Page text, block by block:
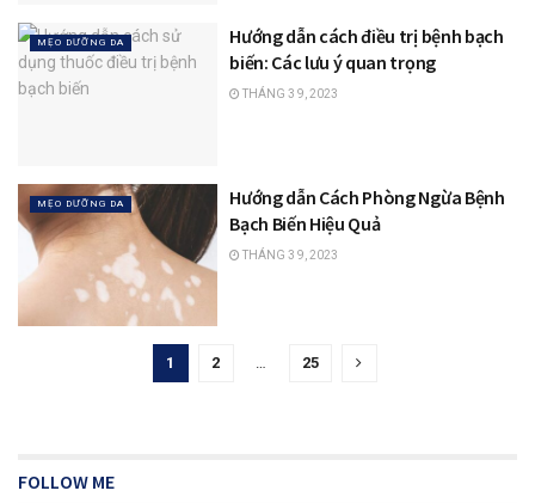
MẸO DƯỠNG DA
Hướng dẫn cách điều trị bệnh bạch
biến: Các lưu ý quan trọng
THÁNG 3 9, 2023
MẸO DƯỠNG DA
Hướng dẫn Cách Phòng Ngừa Bệnh
Bạch Biến Hiệu Quả
THÁNG 3 9, 2023
1 2 … 25
FOLLOW ME